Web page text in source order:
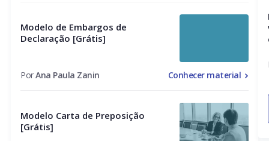
Modelo de Embargos de
Declaração [Grátis]
PorAna Paula Zanin Conhecer material
Modelo Carta de Preposição
[Grátis]